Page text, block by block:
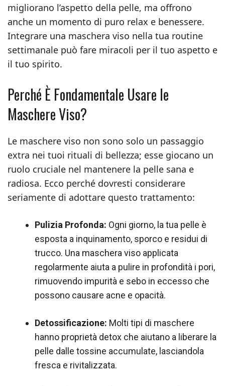
migliorano l’aspetto della pelle, ma offrono
anche un momento di puro relax e benessere.
Integrare una maschera viso nella tua routine
settimanale può fare miracoli per il tuo aspetto e
il tuo spirito.
Perché È Fondamentale Usare le
Maschere Viso?
Le maschere viso non sono solo un passaggio
extra nei tuoi rituali di bellezza; esse giocano un
ruolo cruciale nel mantenere la pelle sana e
radiosa. Ecco perché dovresti considerare
seriamente di adottare questo trattamento:
Pulizia Profonda: Ogni giorno, la tua pelle è
esposta a inquinamento, sporco e residui di
trucco. Una maschera viso applicata
regolarmente aiuta a pulire in profondità i pori,
rimuovendo impurità e sebo in eccesso che
possono causare acne e opacità.
Detossificazione: Molti tipi di maschere
hanno proprietà detox che aiutano a liberare la
pelle dalle tossine accumulate, lasciandola
fresca e rivitalizzata.